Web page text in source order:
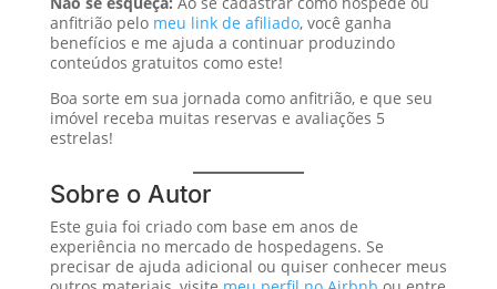
anfitrião pelo meu link de afiliado, você ganha
benefícios e me ajuda a continuar produzindo
conteúdos gratuitos como este!
Boa sorte em sua jornada como anfitrião, e que seu
imóvel receba muitas reservas e avaliações 5
estrelas!
Sobre o Autor
Este guia foi criado com base em anos de
experiência no mercado de hospedagens. Se
precisar de ajuda adicional ou quiser conhecer meus